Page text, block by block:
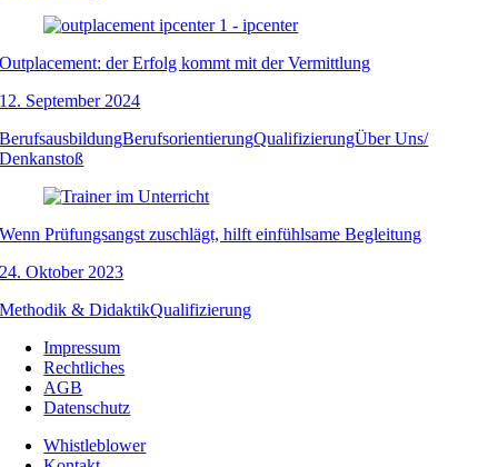
Outplacement: der Erfolg kommt mit der Vermittlung
12. September 2024
BerufsausbildungBerufsorientierungQualifizierungÜber Uns/
Denkanstoß
Wenn Prüfungsangst zuschlägt, hilft einfühlsame Begleitung
24. Oktober 2023
Methodik & DidaktikQualifizierung
Impressum
Rechtliches
AGB
Datenschutz
Whistleblower